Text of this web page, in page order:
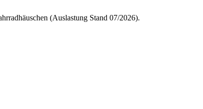
(Auslastung Stand 07/2026).